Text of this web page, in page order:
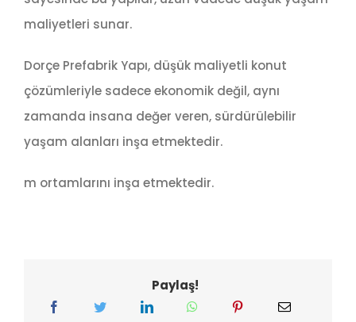
maliyetleri sunar.
Dorçe Prefabrik Yapı, düşük maliyetli konut
çözümleriyle sadece ekonomik değil, aynı
zamanda insana değer veren, sürdürülebilir
yaşam alanları inşa etmektedir.
m ortamlarını inşa etmektedir.
Paylaş!